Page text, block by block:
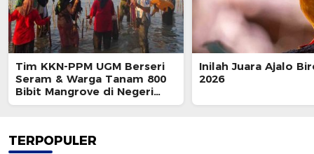
Tim KKN-PPM UGM Berseri
Seram & Warga Tanam 800
Bibit Mangrove di Negeri
Wailulu
Inilah Juara Ajalo
2026
TERPOPULER